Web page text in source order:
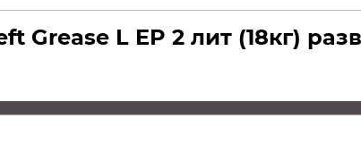
Grease L EP 2 лит (18кг)